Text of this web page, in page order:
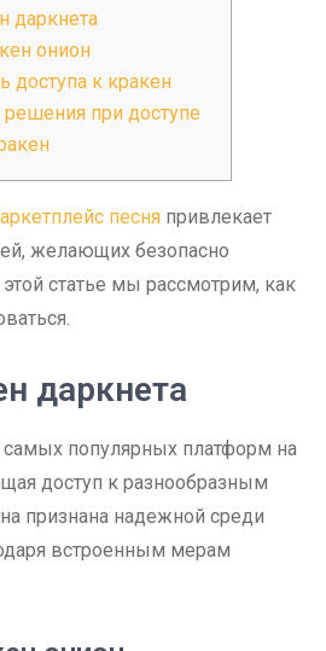
даркнета
онион
доступа к кракен
при доступе
песня привлекает
желающих безопасно
статье мы рассмотрим, как
даркнета
самых популярных платформ на
доступ к разнообразным
признана надежной среди
встроенным мерам